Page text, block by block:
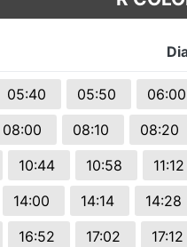
05:40 05:50 06:00
08:00 08:10 08:20
10:44 10:58 11:12
14:00 14:14 14:28
16:52 17:02 17:12